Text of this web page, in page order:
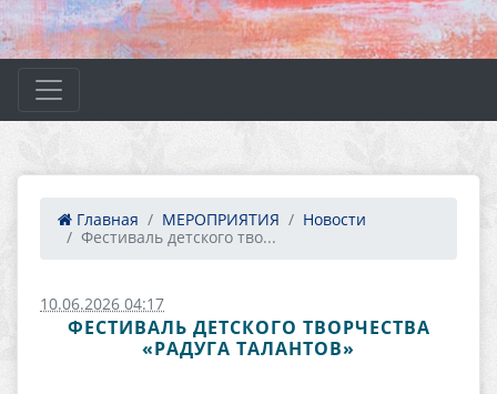
Главная МЕРОПРИЯТИЯ
Новости
Фестиваль детского тво...
10.06.2026 04:17
ФЕСТИВАЛЬ ДЕТСКОГО ТВОРЧЕСТВА
«РАДУГА ТАЛАНТОВ»